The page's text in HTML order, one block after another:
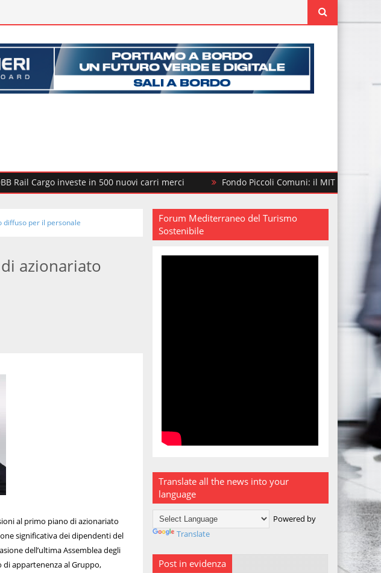
Cargo investe in 500 nuovi carri merci Fondo Piccoli Comuni: il MIT finanzia altri
diffuso per il personale
azionariato
al primo piano di azionariato
significativa dei dipendenti del
dell’ultima Assemblea degli
di appartenenza al Gruppo,
Forum Mediterraneo del Turismo
Sostenibile
Translate all the news into your
language
Powered by
Translate
Post in evidenza